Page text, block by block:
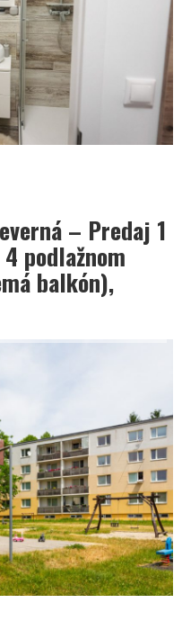
– Predaj 1
podlažnom
balkón),